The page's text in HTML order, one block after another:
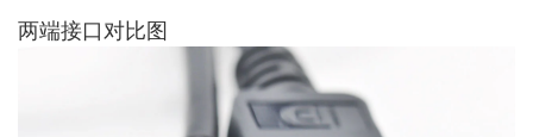
两端接口对比图